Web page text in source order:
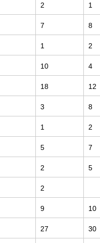
2 1
7 8
1 2
10 4
18 12
3 8
1 2
5 7
2 5
2
9 10
27 30